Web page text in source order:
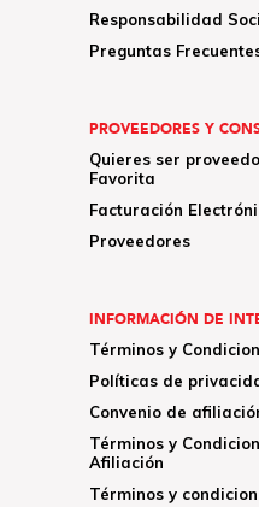
Responsabilidad
Preguntas
PROVEEDORES Y
Quieres ser
Favorita
Facturación
Proveedores
INFORMACIÓN DE
Términos y
Políticas de
Convenio de
Términos y
Afiliación
Términos y